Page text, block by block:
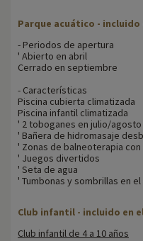
Parque acuático - incluido
- Periodos de apertura
' Abierto en abril
Cerrado en septiembre
- Características
Piscina cubierta climatizada
Piscina infantil climatizada
' 2 toboganes en julio/agosto
' Bañera de hidromasaje
' Zonas de balneoterapia
' Juegos divertidos
' Seta de agua
' Tumbonas y sombrillas en
Club infantil - incluido en
Club infantil de 4 a 10 años